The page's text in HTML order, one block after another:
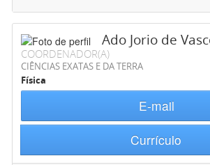
Ado Jorio de
COORDENADOR(A)
CIÊNCIAS EXATAS E DA TERRA
Física
E-mail
Currículo